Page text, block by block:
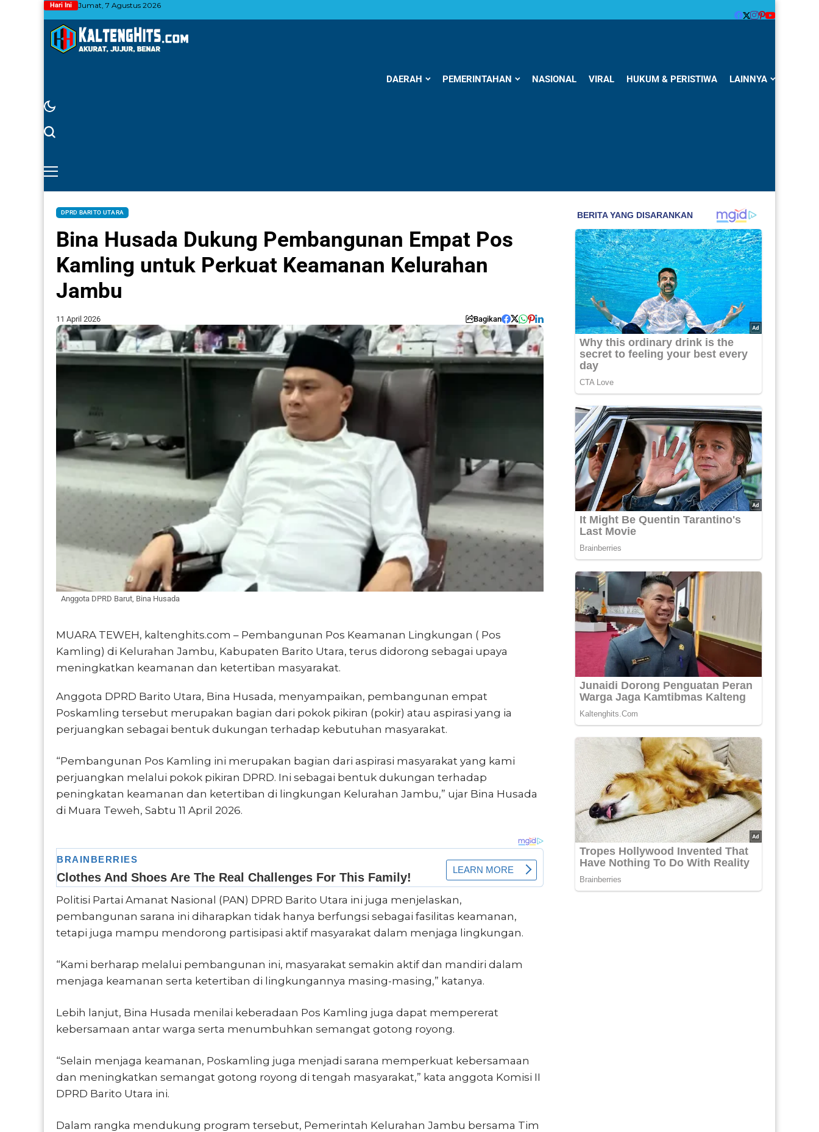
Hari Ini Jumat, 7 Agustus 2026
DAERAH PEMERINTAHAN NASIONAL VIRAL HUKUM & PERISTIWA LAINNYA
DPRD BARITO UTARA
Bina Husada Dukung Pembangunan Empat Pos
Kamling untuk Perkuat Keamanan Kelurahan
Jambu
11 April 2026 Bagikan
Anggota DPRD Barut, Bina Husada
MUARA TEWEH, kaltenghits.com – Pembangunan Pos Keamanan Lingkungan ( Pos
Kamling) di Kelurahan Jambu, Kabupaten Barito Utara, terus didorong sebagai upaya
meningkatkan keamanan dan ketertiban masyarakat.
Anggota DPRD Barito Utara, Bina Husada, menyampaikan, pembangunan empat
Poskamling tersebut merupakan bagian dari pokok pikiran (pokir) atau aspirasi yang ia
perjuangkan sebagai bentuk dukungan terhadap kebutuhan masyarakat.
“Pembangunan Pos Kamling ini merupakan bagian dari aspirasi masyarakat yang kami
perjuangkan melalui pokok pikiran DPRD. Ini sebagai bentuk dukungan terhadap
peningkatan keamanan dan ketertiban di lingkungan Kelurahan Jambu,” ujar Bina Husada
di Muara Teweh, Sabtu 11 April 2026.
Politisi Partai Amanat Nasional (PAN) DPRD Barito Utara ini juga menjelaskan,
pembangunan sarana ini diharapkan tidak hanya berfungsi sebagai fasilitas keamanan,
tetapi juga mampu mendorong partisipasi aktif masyarakat dalam menjaga lingkungan.
“Kami berharap melalui pembangunan ini, masyarakat semakin aktif dan mandiri dalam
menjaga keamanan serta ketertiban di lingkungannya masing-masing,” katanya.
Lebih lanjut, Bina Husada menilai keberadaan Pos Kamling juga dapat mempererat
kebersamaan antar warga serta menumbuhkan semangat gotong royong.
“Selain menjaga keamanan, Poskamling juga menjadi sarana memperkuat kebersamaan
dan meningkatkan semangat gotong royong di tengah masyarakat,” kata anggota Komisi II
DPRD Barito Utara ini.
Dalam rangka mendukung program tersebut, Pemerintah Kelurahan Jambu bersama Tim